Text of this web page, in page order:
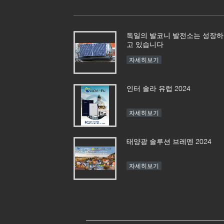
독일의 발코니 발전소는 성장하
고 있습니다
자세히보기
인터 솔라 유럽 2024
자세히보기
태양광 솔루션 브레멘 2024
자세히보기